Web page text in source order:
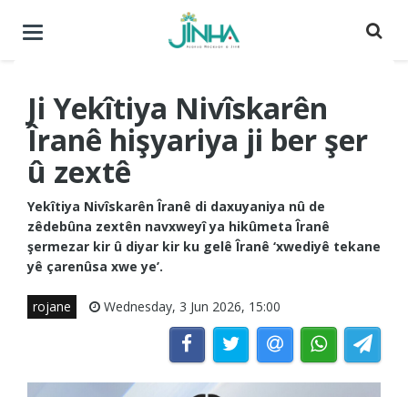
Menuyê
Ji Yekîtiya Nivîskarên
Îranê hişyariya ji ber şer
û zextê
Yekîtiya Nivîskarên Îranê di daxuyaniya nû de
zêdebûna zextên navxweyî ya hikûmeta Îranê
şermezar kir û diyar kir ku gelê Îranê ‘xwediyê tekane
yê çarenûsa xwe ye’.
rojane Wednesday, 3 Jun 2026, 15:00